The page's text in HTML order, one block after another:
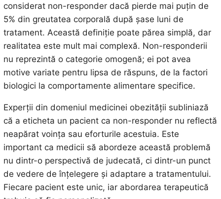
considerat non-responder dacă pierde mai puțin de
5% din greutatea corporală după șase luni de
tratament. Această definiție poate părea simplă, dar
realitatea este mult mai complexă. Non-responderii
nu reprezintă o categorie omogenă; ei pot avea
motive variate pentru lipsa de răspuns, de la factori
biologici la comportamente alimentare specifice.
Experții din domeniul medicinei obezității subliniază
că a eticheta un pacient ca non-responder nu reflectă
neapărat voința sau eforturile acestuia. Este
important ca medicii să abordeze această problemă
nu dintr-o perspectivă de judecată, ci dintr-un punct
de vedere de înțelegere și adaptare a tratamentului.
Fiecare pacient este unic, iar abordarea terapeutică